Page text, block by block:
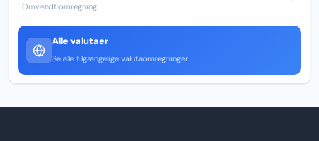
Omvendt omregning
Alle valutaer
Se alle tilgængelige valutaomregninger